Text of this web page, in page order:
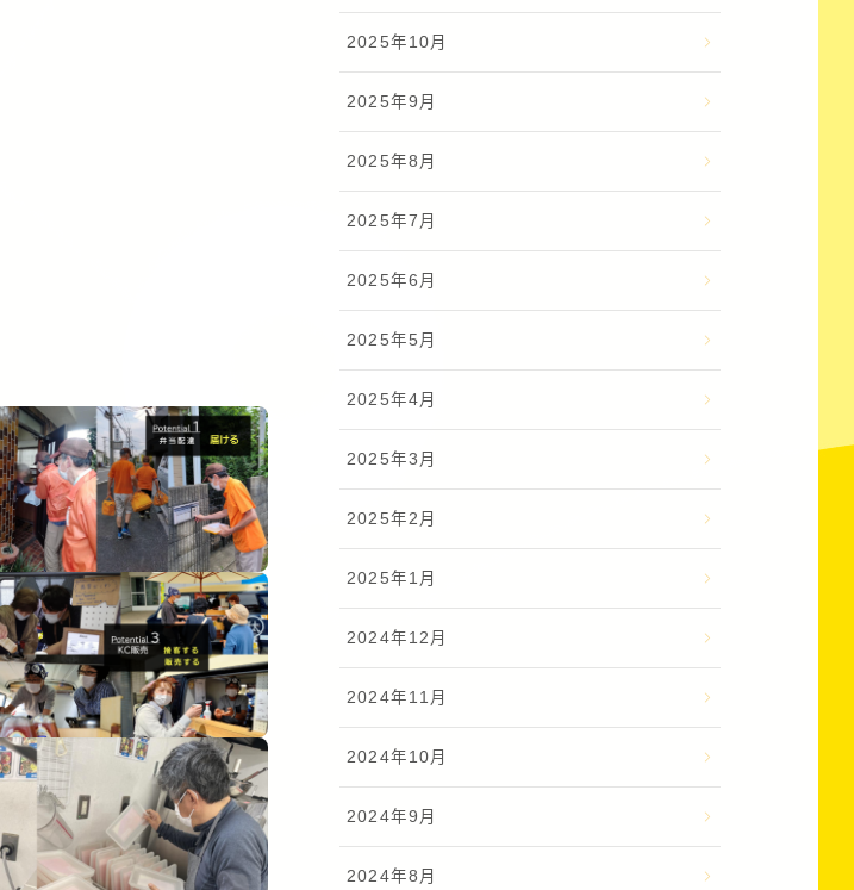
2025年10月
2025年9月
2025年8月
2025年7月
2025年6月
2025年5月
2025年4月
2025年3月
2025年2月
2025年1月
2024年12月
2024年11月
2024年10月
2024年9月
2024年8月